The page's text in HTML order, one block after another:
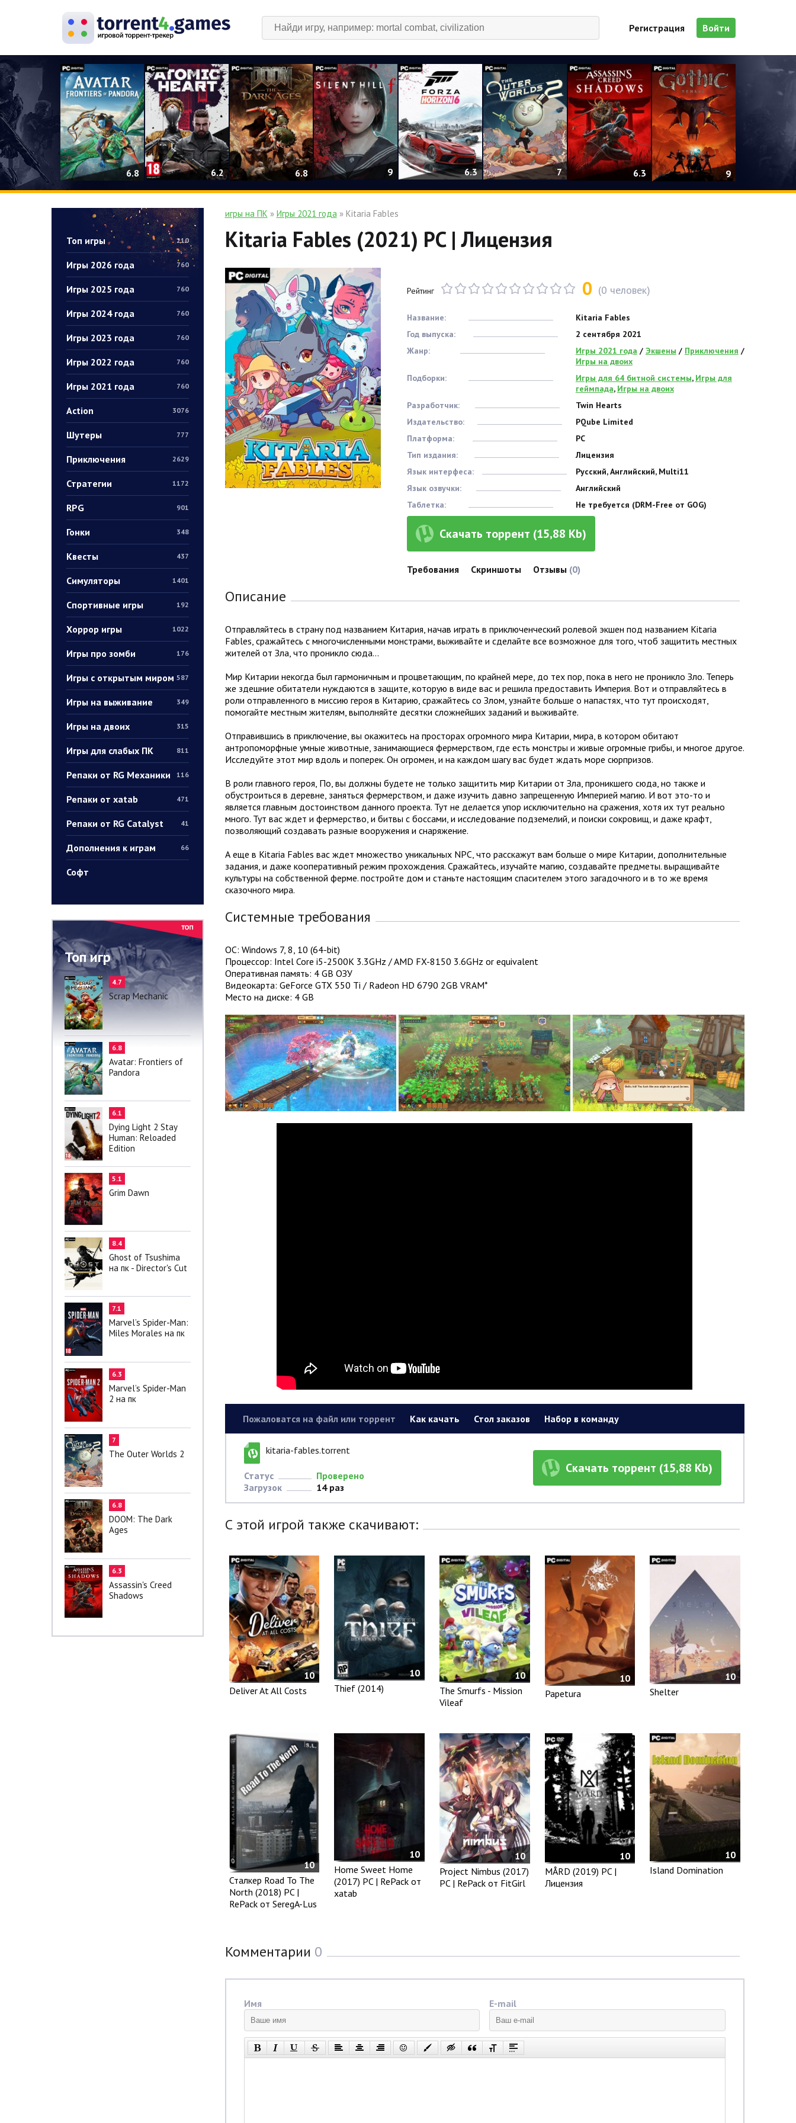
Регистрация Войти
6.8 6.2 6.8 9 6.3 7 6.3 9
Топ игры 210
Игры 2026 года 760
Игры 2025 года 760
Игры 2024 года 760
Игры 2023 года 760
Игры 2022 года 760
Игры 2021 года 760
Action 3076
Шутеры 777
Приключения 2629
Стратегии 1172
RPG 901
Гонки 348
Квесты 437
Симуляторы 1401
Спортивные игры 192
Хоррор игры 1022
Игры про зомби 176
Игры с открытым миром 587
Игры на выживание 349
Игры на двоих 315
Игры для слабых ПК 811
Репаки от RG Механики 116
Репаки от xatab 471
Репаки от RG Catalyst 41
Дополнения к играм 66
Софт
Топ игр
4.7
Scrap Mechanic
6.8
Avatar: Frontiers of
Pandora
6.1
Dying Light 2 Stay
Human: Reloaded
Edition
5.1
Grim Dawn
8.4
Ghost of Tsushima
на пк - Director's Cut
7.1
Marvel’s Spider-Man:
Miles Morales на пк
6.3
Marvel’s Spider-Man
2 на пк
7
The Outer Worlds 2
6.8
DOOM: The Dark
Ages
6.3
Assassin's Creed
Shadows
игры на ПК » Игры 2021 года» Kitaria Fables
Kitaria Fables (2021) PC | Лицензия
Рейтинг 0 (0 человек)
Название:
Kitaria Fables
Год выпуска:
2 сентября 2021
Жанр:
Игры 2021 года / Экшены / Приключения /
Игры на двоих
Подборки:
Игры для 64 битной системы, Игры для
геймпада, Игры на двоих
Разработчик:
Twin Hearts
Издательство:
PQube Limited
Платформа:
PC
Тип издания:
Лицензия
Язык интерфеса:
Русский, Английский, Multi11
Язык озвучки:
Английский
Таблетка:
Не требуется (DRM-Free от GOG)
Скачать торрент (15,88 Kb)
Требования Скриншоты Отзывы (0)
Описание
Отправляйтесь в страну под названием Китария, начав играть в приключенческий ролевой экшен под названием Kitaria
Fables, сражайтесь с многочисленными монстрами, выживайте и сделайте все возможное для того, чтоб защитить местных
жителей от Зла, что проникло сюда…
Мир Китарии некогда был гармоничным и процветающим, по крайней мере, до тех пор, пока в него не проникло Зло. Теперь
же здешние обитатели нуждаются в защите, которую в виде вас и решила предоставить Империя. Вот и отправляйтесь в
роли отправленного в миссию героя в Китарию, сражайтесь со Злом, узнайте больше о напастях, что тут происходят,
помогайте местным жителям, выполняйте десятки сложнейших заданий и выживайте.
Отправившись в приключение, вы окажитесь на просторах огромного мира Китарии, мира, в котором обитают
антропоморфные умные животные, занимающиеся фермерством, где есть монстры и живые огромные грибы, и многое другое.
Исследуйте этот мир вдоль и поперек. Он огромен, и на каждом шагу вас будет ждать море сюрпризов.
В роли главного героя, По, вы должны будете не только защитить мир Китарии от Зла, проникшего сюда, но также и
обустроиться в деревне, заняться фермерством, и даже изучить давно запрещенную Империей магию. И вот это-то и
является главным достоинством данного проекта. Тут не делается упор исключительно на сражения, хотя их тут реально
много. Тут вас ждет и фермерство, и битвы с боссами, и исследование подземелий, и поиски сокровищ, и даже крафт,
позволяющий создавать разные вооружения и снаряжение.
А еще в Kitaria Fables вас ждет множество уникальных NPC, что расскажут вам больше о мире Китарии, дополнительные
задания, и даже кооперативный режим прохождения. Сражайтесь, изучайте магию, создавайте предметы. выращивайте
культуры на собственной ферме. постройте дом и станьте настоящим спасителем этого загадочного и в то же время
сказочного мира.
Системные требования
ОС: Windows 7, 8, 10 (64-bit)
Процессор: Intel Core i5-2500K 3.3GHz / AMD FX-8150 3.6GHz or equivalent
Оперативная память: 4 GB ОЗУ
Видеокарта: GeForce GTX 550 Ti / Radeon HD 6790 2GB VRAM*
Место на диске: 4 GB
Пожаловатся на файл или торрент Как качать Стол заказов Набор в команду
kitaria-fables.torrent
Статус
Проверено
Загрузок
14 раз
Скачать торрент (15,88 Kb)
С этой игрой также скачивают:
10
Deliver At All Costs
10
Thief (2014)
10
The Smurfs - Mission
Vileaf
10
Papetura
10
Shelter
10
Сталкер Road To The
North (2018) PC |
RePack от SeregA-Lus
10
Home Sweet Home
(2017) PC | RePack от
xatab
10
Project Nimbus (2017)
PC | RePack от FitGirl
10
MÅRD (2019) PC |
Лицензия
10
Island Domination
Комментарии 0
Имя E-mail